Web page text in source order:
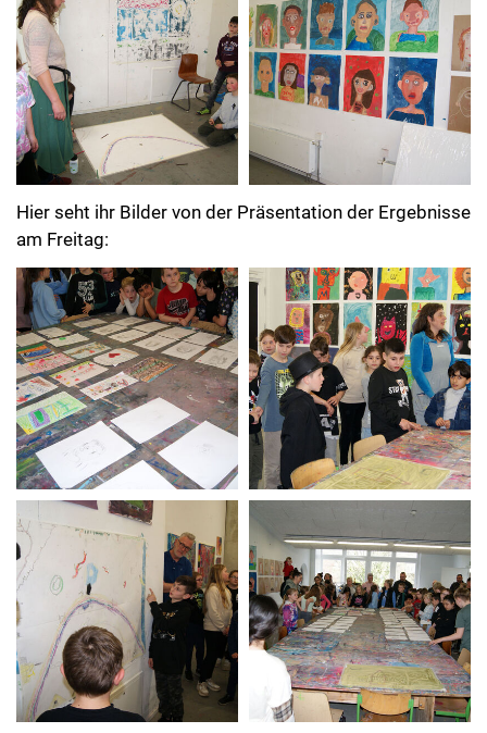
Hier seht ihr Bilder von der Präsentation der Ergebnisse
am Freitag: